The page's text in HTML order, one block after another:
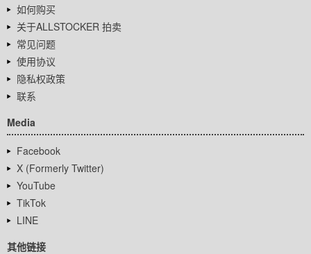
如何购买
关于ALLSTOCKER 拍卖
常见问题
使用协议
隐私权政策
联系
Media
Facebook
X (Formerly Twitter)
YouTube
TikTok
LINE
其他链接